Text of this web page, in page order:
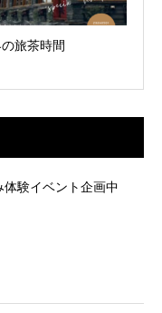
旅茶時間
験イベント企画中